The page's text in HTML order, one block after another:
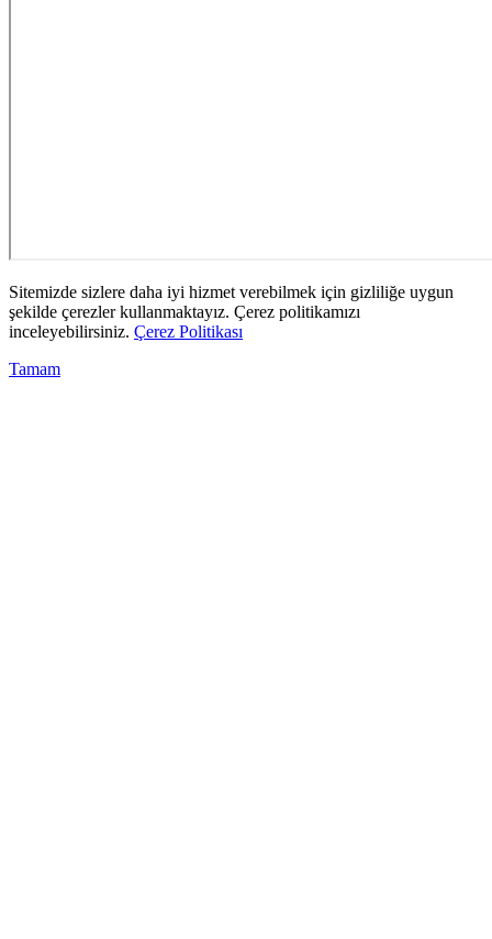
Sitemizde sizlere daha iyi hizmet verebilmek için gizliliğe uygun
şekilde çerezler kullanmaktayız. Çerez politikamızı
inceleyebilirsiniz. Çerez Politikası
Tamam